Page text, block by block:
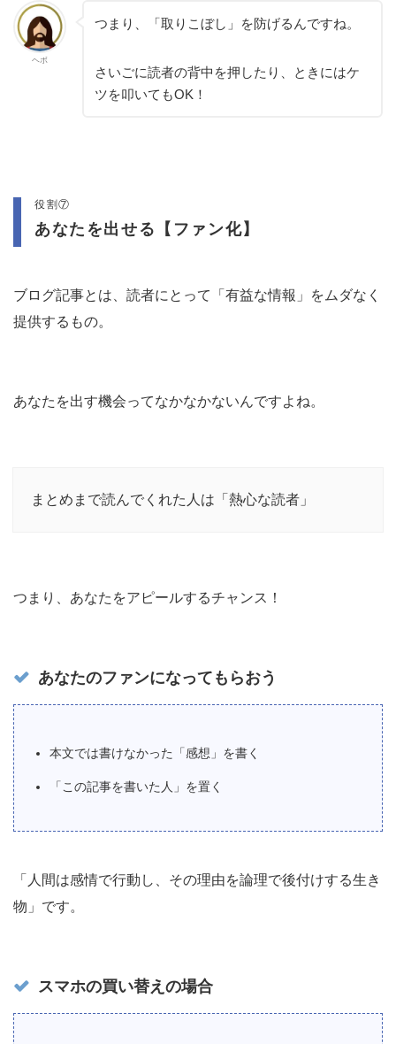
ヘボ
つまり、「取りこぼし」を防げるんですね。
さいごに読者の背中を押したり、ときにはケ
ツを叩いてもOK！
役割⑦
あなたを出せる【ファン化】
ブログ記事とは、読者にとって「有益な情報」をムダなく
提供するもの。
あなたを出す機会ってなかなかないんですよね。
まとめまで読んでくれた人は「熱心な読者」
つまり、あなたをアピールするチャンス！
あなたのファンになってもらおう
本文では書けなかった「感想」を書く
「この記事を書いた人」を置く
「人間は感情で行動し、その理由を論理で後付けする生き
物」です。
スマホの買い替えの場合